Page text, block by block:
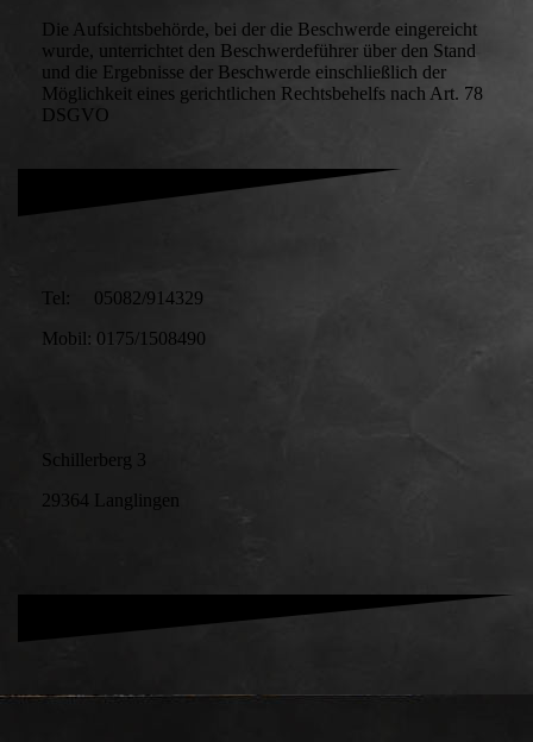
Die Aufsichtsbehörde, bei der die Beschwerde eingereicht
wurde, unterrichtet den Beschwerdeführer über den Stand
und die Ergebnisse der Beschwerde einschließlich der
Möglichkeit eines gerichtlichen Rechtsbehelfs nach Art. 78
DSGVO
Tel: 05082/914329
Mobil: 0175/1508490
Schillerberg 3
29364 Langlingen